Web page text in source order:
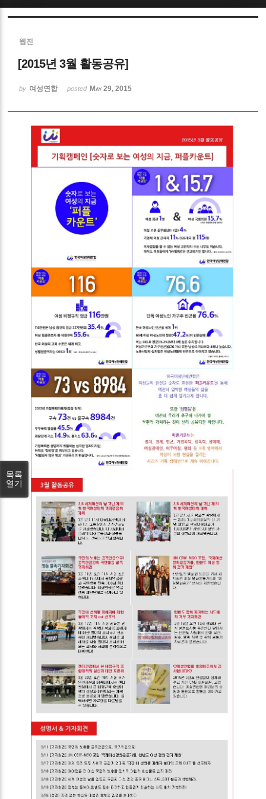
웹진
[2015년 3월 활동공유]
by 여성연합 posted May 29, 2015
목록
열기
Sketchbook5, 스케치북5
Sketchbook5, 스케치북5